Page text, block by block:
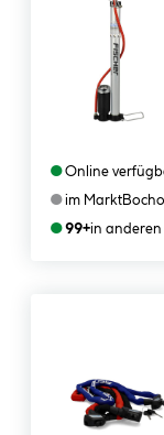
●Online
●im Markt
●99+in anderen